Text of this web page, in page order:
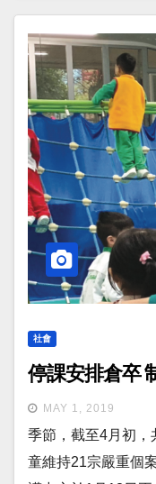
社會
停課安排倉卒
MAY 1, 2019
季節，截至4月初，
童維持21宗嚴重個